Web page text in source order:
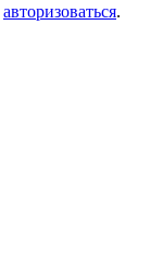
авторизоваться.